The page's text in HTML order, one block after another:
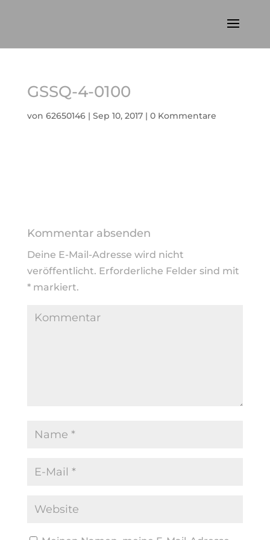
GSSQ-4-0100
von 62650146| Sep 10, 2017| 0 Kommentare
Kommentar absenden
Deine E-Mail-Adresse wird nicht
veröffentlicht. Erforderliche Felder sind mit
*markiert.